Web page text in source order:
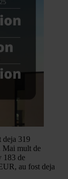
deja 319
Mai mult de
183 de
au fost deja